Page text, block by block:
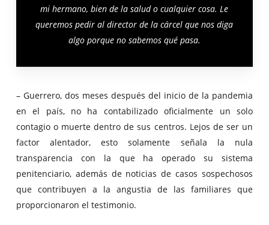
mi hermano, bien de la salud o cualquier cosa. Le
queremos pedir al director de la cárcel que nos diga
algo porque no sabemos qué pasa.
– Guerrero, dos meses después del inicio de la pandemia
en el país, no ha contabilizado oficialmente un solo
contagio o muerte dentro de sus centros. Lejos de ser un
factor alentador, esto solamente señala la nula
transparencia con la que ha operado su sistema
penitenciario, además de noticias de casos sospechosos
que contribuyen a la angustia de las familiares que
proporcionaron el testimonio.